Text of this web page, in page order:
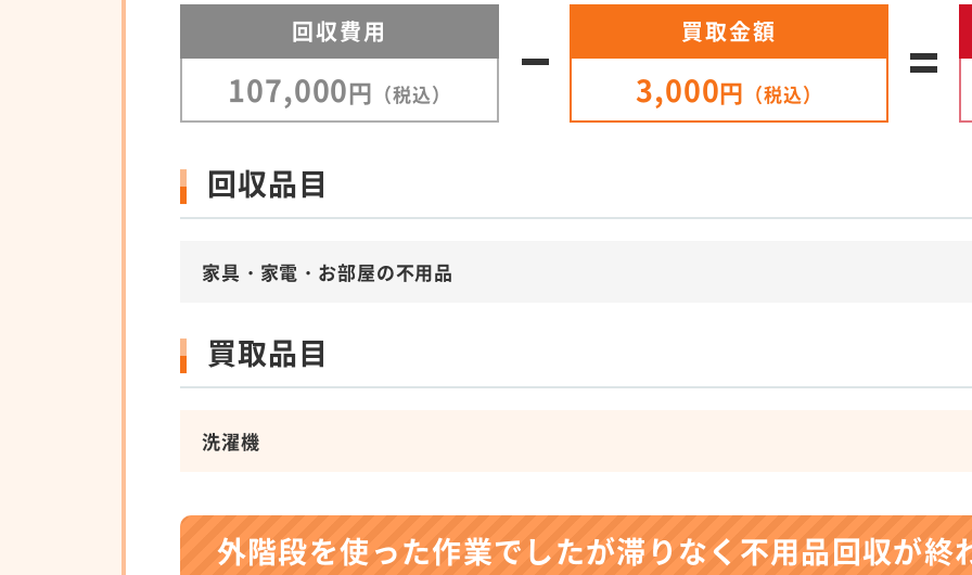
回収費用
107,000円 （税込）
買取金額
3,000円 （税込）
回収品目
家具・家電・お部屋の不用品
買取品目
洗濯機
外階段を使った作業でしたが滞りなく不用品回収が終